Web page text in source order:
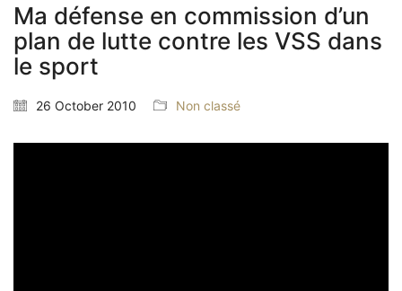
Ma défense en commission d’un
plan de lutte contre les VSS dans
le sport
26 October 2010 Non classé